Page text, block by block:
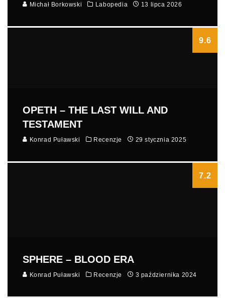
Michał Borkowski Labopedia 13 lipca 2026
9.6
OPETH – THE LAST WILL AND
TESTAMENT
Konrad Puławski Recenzje 29 stycznia 2025
7.2
SPHERE – BLOOD ERA
Konrad Puławski Recenzje 3 października 2024